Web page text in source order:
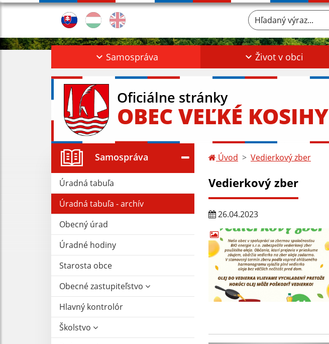
Hľadaný výraz...
Samospráva Život v obci
Oficiálne stránky
OBEC VEĽKÉ KOSIHY
Samospráva
Úradná tabuľa
Úradná tabuľa - archív
Obecný úrad
Úradné hodiny
Starosta obce
Obecné zastupiteľstvo
Hlavný kontrolór
Školstvo
Úvod Vedierkový zber
Vedierkový zber
26.04.2023